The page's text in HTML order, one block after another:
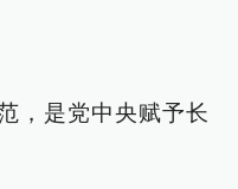
，是党中央赋予长